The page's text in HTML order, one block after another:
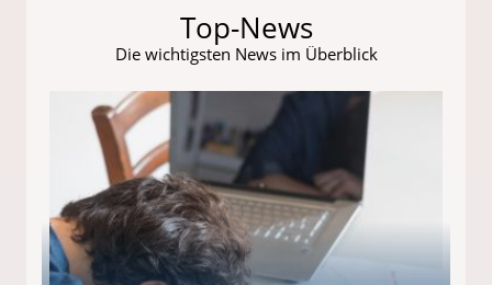
Top-News
Die wichtigsten News im Überblick